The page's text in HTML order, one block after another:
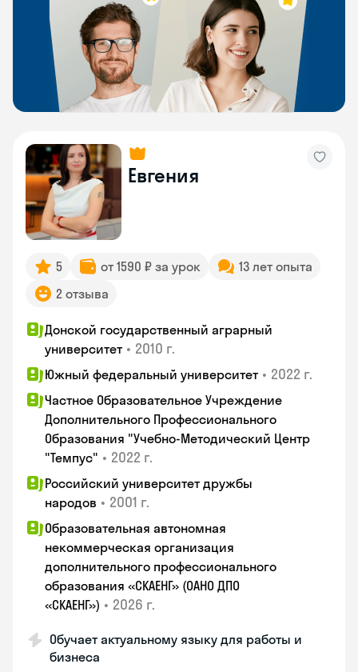
Евгения
5 от 1590 ₽ за урок
13 лет опыта
2 отзыва
Донской государственный аграрный
университет • 2010 г.
Южный федеральный университет • 2022 г.
Частное Образовательное Учреждение
Дополнительного Профессионального
Образования "Учебно-Методический Центр
"Темпус" • 2022 г.
Российский университет дружбы
народов • 2001 г.
Образовательная автономная
некоммерческая организация
дополнительного профессионального
образования «СКАЕНГ» (ОАНО ДПО
«СКАЕНГ») • 2026 г.
Обучает актуальному языку для работы и
бизнеса